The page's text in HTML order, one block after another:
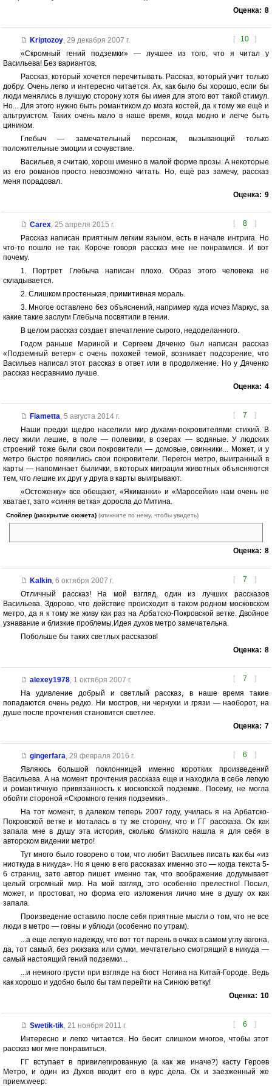
Оценка: 8
[ 10 ]
Kriptozoy, 29 декабря 2007 г.
«Скромный гений подземки» — лучшее из того, что я читал у
Васильева! Без вариантов.
Рассказ, который хочется перечитывать. Рассказ, который учит только
добру. Очень легко и интересно читается. Ах, как было бы хорошо, если бы
люди менялись в лучшую сторону хотя бы имея для этого вот такой стимул.
Но... Для этого нужно быть романтиком до мозга костей, да к тому же ещё и
альтруистом. Таких очень мало в наше время, когда модно и легче быть
циником.
Глебыч — замечательный персонаж, вызывающий только
положительные эмоции и сочувствие.
Васильев, я считаю, хорош именно в малой форме прозы. А некоторые
из его романов просто невозможно читать. Но, ещё раз замечу, рассказ
меня порадовал.
Оценка: 9
[ 8 ]
Carex, 25 апреля 2015 г.
Рассказ написан приятным легким языком, есть в начале интрига. Но
что-то пошло не так. Короче говоря рассказ мне не понравился. И вот
почему.
1. Портрет Глебыча написан плохо. Образ этого человека не
складывается.
2. Слишком простенькая, примитивная мораль.
3. Многое оставлено без объяснений, например куда исчез Маркус, за
какие такие заслуги Глебыча посвятили в гении.
В целом рассказ создает впечатление сырого, недоделанного.
Годом раньше Мариной и Сергеем Дяченко был написан рассказ
«Подземный ветер» с очень похожей темой, возникает подозрение, что
Васильев написал этот рассказ в ответ или в продолжение. Но у Дяченко
рассказ несравнимо лучше.
Оценка: 4
[ 7 ]
Fiametta, 5 августа 2014 г.
Наши предки щедро населили мир духами-покровителями стихий. В
лесу жили лешие, в поле — полевики, в озерах — водяные. У людских
строений тоже были свои покровители — домовые, овинники... Может, и у
метро быстро появились свои покровители. Перегон метро, выигранный в
карты — напоминает былички, в которых миграции животных объясняются
тем, что лешие их друг у друга в карты выигрывают.
«Остоженку» все обещают, «Якиманки» и «Маросейки» нам очень не
хватает, зато «синяя ветка» доросла до Митина.
Спойлер (раскрытие сюжета) (кликните по нему, чтобы увидеть)
Оценка: 8
[ 7 ]
Kalkin, 6 октября 2007 г.
Отличный рассказ! На мой взгляд, один из лучших рассказов
Васильева. Здорово, что действие происходит в таком родном московском
метро, да я к тому же живу как раз на Арбатско-Покровской ветке. Двойное
узнавание и близкие проблемы.Идея духов метро замечательна.
Побольше бы таких светлых рассказов!
Оценка: 8
[ 7 ]
alexey1978, 1 октября 2007 г.
На удивление добрый и светлый рассказ, в наше время такие
попадаются очень редко. Ни мостров, ни чернухи и грязи — наоборот, на
душе после прочтения становится светлее.
Оценка: 7
[ 6 ]
gingerfara, 29 февраля 2016 г.
Являюсь большой поклонницей именно коротких произведений
Васильева. А на момент прочтения рассказа еще и находила в себе легкую
и романтичную привязанность к московской подземке. Посему, не могла
обойти стороной «Скромного гения подземки».
На тот момент, в далеком теперь 2007 году, училась я на Арбатско-
Покровской ветке и моталась в ту же сторону, что и ГГ рассказа. Ох как
запала мне в душу эта история, сколько близкого нашла я для себя в
авторском видении метро!
Тут много было говорено о том, что любит Васильев писать как бы «из
ниоткуда в никуда». Но я ценю в его рассказах именно это — когда текста 5-
6 страниц, зато автор пишет именно так, что воображение додумывает
целый огромный мир. На мой взгляд, это особенно прелестно! Посыл,
может, и простоват, но форма его изложения лично мне в душу ох как
запала.
Произведение оставило после себя приятные мысли о том, что не все
люди в метро — говны и ублюди (особенно по утрам).
...а еще легкую надежду, что вот тот парень в очках в самом углу вагона,
да, тот самый, без рюкзака или сумки, мечтательно смотрящий в никуда —
самый настоящий гений подземки...
...и немного грусти при взгляде на бюст Ногина на Китай-Городе. Ведь
как хорошо и удобно было бы там перейти на Синюю ветку!
Оценка: 10
[ 6 ]
Swetik-tik, 21 ноября 2011 г.
Интересно и легко читается. Но бесит слишком многое, чтобы этот
рассказ мог мне понравиться.
ГГ вступает в привилегированную (а как же иначе?) касту Героев
Метро, и один из Духов вводит его в курс дела. Ох и заезженный же
прием:weep: